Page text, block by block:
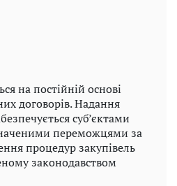
на постійній основі
договорів. Надання
суб’єктами
переможцями за
процедур закупівель
законодавством